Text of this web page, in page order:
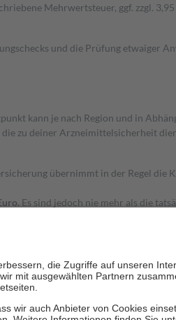
Mehrwertsteuer, ggf. zzgl.
und die Prüfung etwaiger
kann je nach Region und in
zu deiner Arzneimittelsicherheit
übernimmt in der Regel die
Es sind jedoch nie mehr als die
Zuzahlungen an bei: